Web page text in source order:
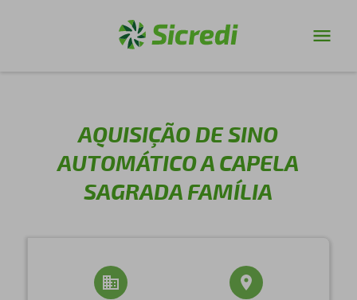
AQUISIÇÃO DE SINO
AUTOMÁTICO A CAPELA
SAGRADA FAMÍLIA